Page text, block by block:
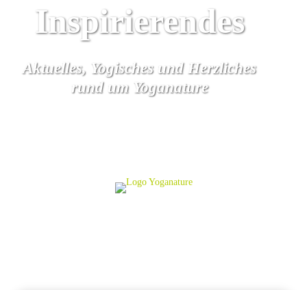
Inspirierendes
Aktuelles, Yogisches und Herzliches
rund um Yoganature